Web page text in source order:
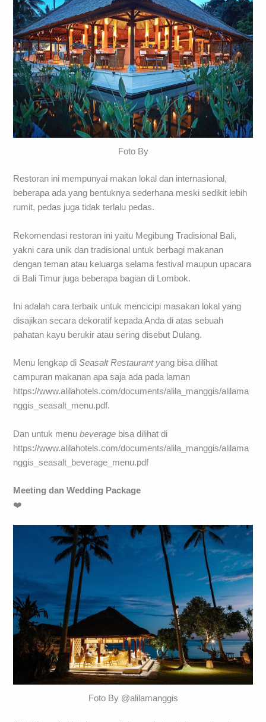
Foto By
Restoran ini mempunyai makan lokal dan internasional,
beberapa ada yang bentuknya sederhana meski sedikit lebih
rumit, pedas juga tidak terlalu pedas.
Rekomendasi restoran ini yaitu Megibung Tradisional Bali,
yakni cara unik dan tradisional untuk berbagi makanan
dengan teman atau keluarga selama festival maupun upacara
di Bali Timur juga beberapa bagian di Lombok.
Ini adalah cara terbaik untuk mencicipi masakan lokal yang
disajikan secara dekoratif kepada Anda di atas sebuah
pahatan kayu berukir atau sering disebut Dulang.
Menu lengkap diSeasalt Restaurant yang bisa dilihat
campuran makanan apa saja ada pada laman
https://www.alilahotels.com/documents/alila_manggis/alilama
nggis_seasalt_menu.pdf.
Dan untuk menubeverage bisa dilihat di
https://www.alilahotels.com/documents/alila_manggis/alilama
nggis_seasalt_beverage_menu.pdf
Meeting dan Wedding Package
❤️
Foto By @alilamanggis